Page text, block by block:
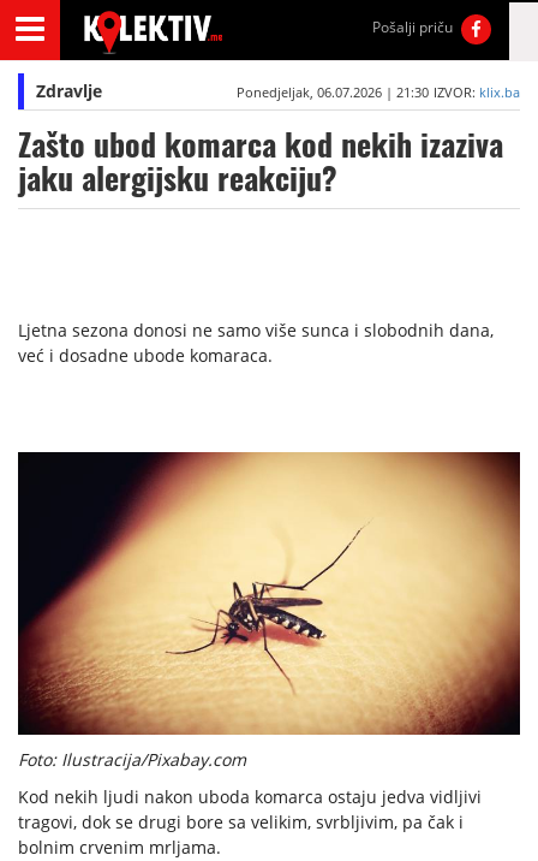
Pošalji priču
Zdravlje Ponedjeljak, 06.07.2026 | 21:30 IZVOR: klix.ba
Zašto ubod komarca kod nekih izaziva
jaku alergijsku reakciju?
Ljetna sezona donosi ne samo više sunca i slobodnih dana,
već i dosadne ubode komaraca.
Foto: Ilustracija/Pixabay.com
Kod nekih ljudi nakon uboda komarca ostaju jedva vidljivi
tragovi, dok se drugi bore sa velikim, svrbljivim, pa čak i
bolnim crvenim mrljama.